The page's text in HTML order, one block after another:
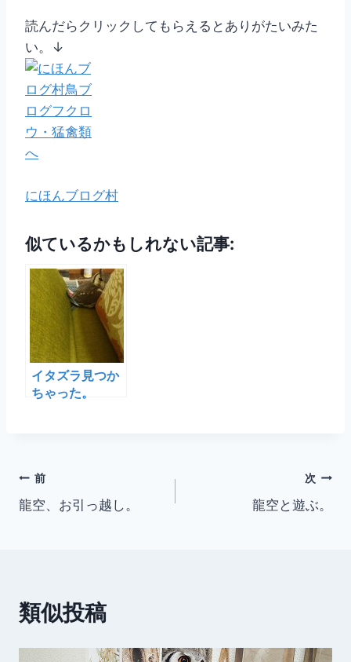
読んだらクリックしてもらえるとありがたいみた
い。↓
にほんブログ村
似ているかもしれない記事:
イタズラ見つか
ちゃった。
投
稿
ゲ
ー
前
龍空、お引っ越し。
次
龍空と遊ぶ。
類似投稿